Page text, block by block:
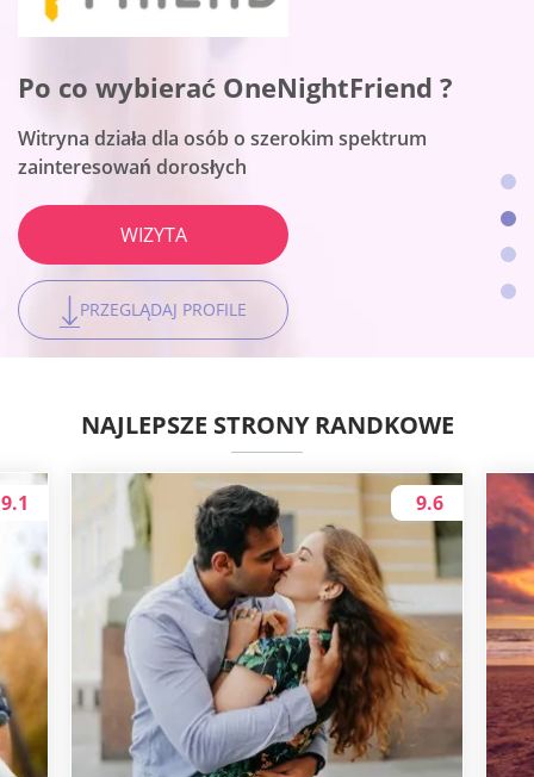
Po co wybierać Flirt ?
To platforma randkowa numer jeden dla kobiet
WIZYTA
PRZEGLĄDAJ PROFILE
Po co wybierać OneNightFriend ?
Witryna działa dla osób o szerokim spektrum
zainteresowań dorosłych
WIZYTA
PRZEGLĄDAJ PROFILE
Po co wybierać BeNaughty ?
Witryna pasuje do spotkań bez sznurków
WIZYTA
PRZEGLĄDAJ PROFILE
Po co wybierać Together2Night ?
Platforma jest najlepsza do lokalnych połączeń
WIZYTA
PRZEGLĄDAJ PROFILE
NAJLEPSZE STRONY RANDKOWE
9.1 9.6